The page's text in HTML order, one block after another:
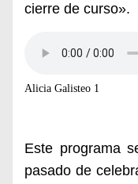
cierre de curso».
Alicia Galisteo 1
Este programa
pasado de